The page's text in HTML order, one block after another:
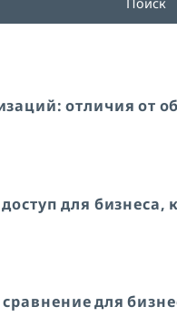
Поиск
отличия от
для бизнеса,
для